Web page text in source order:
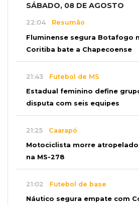
SÁBADO, 08 DE AGOSTO
22:04 Resumão
Fluminense segura Botafogo
Coritiba bate a Chapecoense
21:43 Futebol de MS
Estadual feminino define
disputa com seis equipes
21:25 Caarapó
Motociclista morre
na MS-278
21:02 Futebol de base
Náutico segura empate com